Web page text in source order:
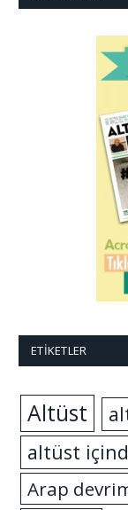
ETIKETLER
Altüst
altüst
Arap